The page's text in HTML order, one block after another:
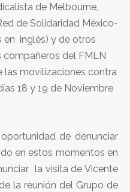
de Melbourne,
de Solidaridad México-
en inglés) y de otros
del FMLN
movilizaciones contra
18 y 19 de Noviembre
de denunciar
en estos momentos en
la visita de Vicente
la reunión del Grupo de